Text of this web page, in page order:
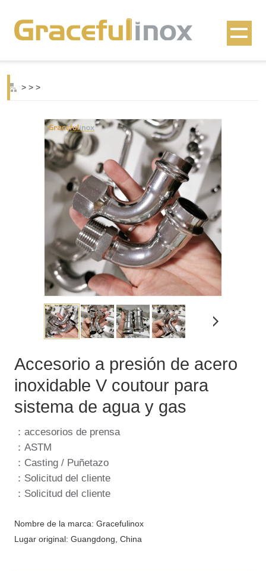
> > >
Accesorio a presión de acero
inoxidable V coutour para
sistema de agua y gas
：accesorios de prensa
：ASTM
：Casting / Puñetazo
：Solicitud del cliente
：Solicitud del cliente
Nombre de la marca: Gracefulinox
Lugar original: Guangdong, China